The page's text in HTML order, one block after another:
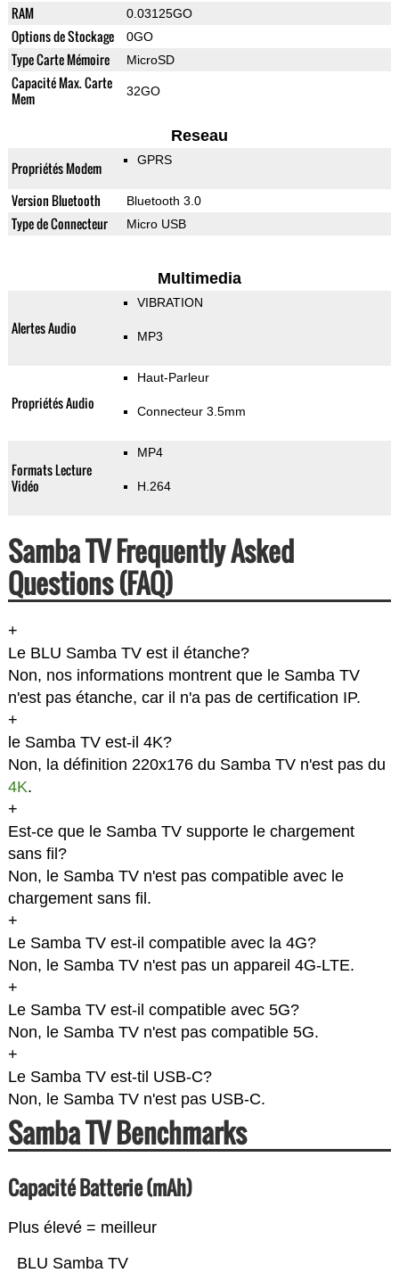
RAM 0.03125GO
Options de Stockage 0GO
Type Carte Mémoire MicroSD
Capacité Max. Carte
Mem
32GO
Reseau
Propriétés Modem GPRS
Version Bluetooth Bluetooth 3.0
Type de Connecteur Micro USB
Multimedia
Alertes Audio
VIBRATION
MP3
Propriétés Audio
Haut-Parleur
Connecteur 3.5mm
Formats Lecture
Vidéo
MP4
H.264
Samba TV Frequently Asked
Questions (FAQ)
+
Le BLU Samba TV est il étanche?
Non, nos informations montrent que le Samba TV
n'est pas étanche, car il n'a pas de certification IP.
+
le Samba TV est-il 4K?
Non, la définition 220x176 du Samba TV n'est pas du
4K.
+
Est-ce que le Samba TV supporte le chargement
sans fil?
Non, le Samba TV n'est pas compatible avec le
chargement sans fil.
+
Le Samba TV est-il compatible avec la 4G?
Non, le Samba TV n'est pas un appareil 4G-LTE.
+
Le Samba TV est-il compatible avec 5G?
Non, le Samba TV n'est pas compatible 5G.
+
Le Samba TV est-til USB-C?
Non, le Samba TV n'est pas USB-C.
Samba TV Benchmarks
Capacité Batterie (mAh)
Plus élevé = meilleur
BLU Samba TV